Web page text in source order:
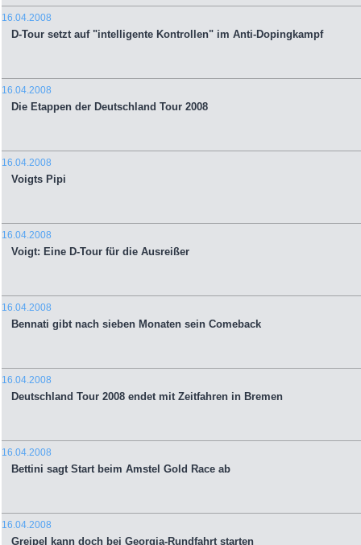
16.04.2008
D-Tour setzt auf "intelligente Kontrollen" im Anti-Dopingkampf
16.04.2008
Die Etappen der Deutschland Tour 2008
16.04.2008
Voigts Pipi
16.04.2008
Voigt: Eine D-Tour für die Ausreißer
16.04.2008
Bennati gibt nach sieben Monaten sein Comeback
16.04.2008
Deutschland Tour 2008 endet mit Zeitfahren in Bremen
16.04.2008
Bettini sagt Start beim Amstel Gold Race ab
16.04.2008
Greipel kann doch bei Georgia-Rundfahrt starten